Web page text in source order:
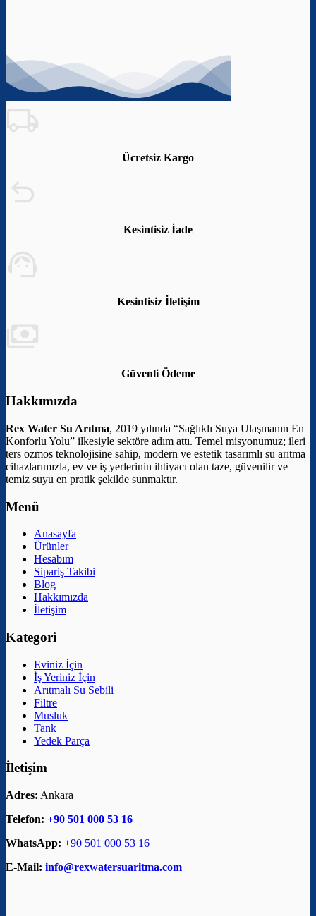
Ücretsiz Kargo
Kesintisiz İade
Kesintisiz İletişim
Güvenli Ödeme
Hakkımızda
Rex Water Su Arıtma, 2019 yılında “Sağlıklı Suya Ulaşmanın En
Konforlu Yolu” ilkesiyle sektöre adım attı. Temel misyonumuz; ileri
ters ozmos teknolojisine sahip, modern ve estetik tasarımlı su arıtma
cihazlarımızla, ev ve iş yerlerinin ihtiyacı olan taze, güvenilir ve
temiz suyu en pratik şekilde sunmaktır.
Menü
Anasayfa
Ürünler
Hesabım
Sipariş Takibi
Blog
Hakkımızda
İletişim
Kategori
Eviniz İçin
İş Yeriniz İçin
Arıtmalı Su Sebili
Filtre
Musluk
Tank
Yedek Parça
İletişim
Adres: Ankara
Telefon: +90 501 000 53 16
WhatsApp: +90 501 000 53 16
E-Mail: info@rexwatersuaritma.com